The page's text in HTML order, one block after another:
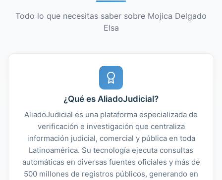
Todo lo que necesitas saber sobre Mojica Delgado
Elsa
¿Qué es AliadoJudicial?
AliadoJudicial es una plataforma especializada de
verificación e investigación que centraliza
información judicial, comercial y pública en toda
Latinoamérica. Su tecnología ejecuta consultas
automáticas en diversas fuentes oficiales y más de
500 millones de registros públicos, generando en